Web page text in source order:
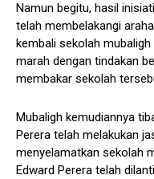
Namun begitu, hasil
telah membelakangi
kembali sekolah
marah dengan tindakan
membakar sekolah
Mubaligh kemudiannya
Perera telah melakukan
menyelamatkan sekolah
Edward Perera telah